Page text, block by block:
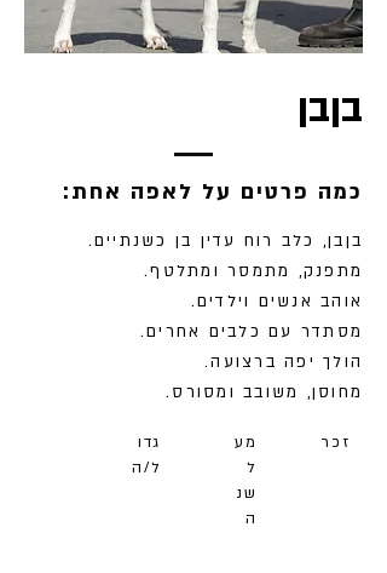
בןבן
:כמה פרטים על לאפה אחת
בןבן, כלב רוח עדין בן כשנתיים.
מתפנק, מתמסר ומתלטף.
אוהב אנשים וילדים.
מסתדר עם כלבים אחרים.
הולך יפה ברצועה.
מחוסן, משובב ומסורס.
גדו
ל/ה
מע
ל
שנ
ה
זכר